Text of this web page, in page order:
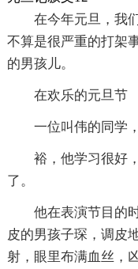
在今年元旦，我
不算是很严重的打架
的男孩儿。
在欢乐的元旦节
一位叫伟的同学
裕，他学习很好
了。
他在表演节目的
皮的男孩子琛，调皮
射，眼里布满血丝，